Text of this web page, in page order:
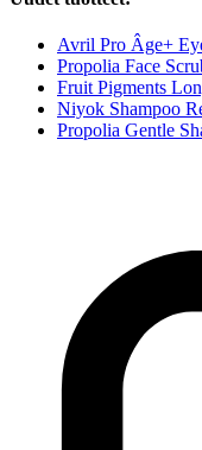
Avril Pro Âge+
Propolia Face
Fruit Pigments
Niyok Shampoo
Propolia Gentle